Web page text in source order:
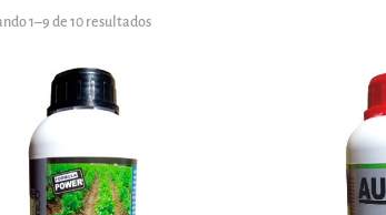
1–9 de 10 resultados